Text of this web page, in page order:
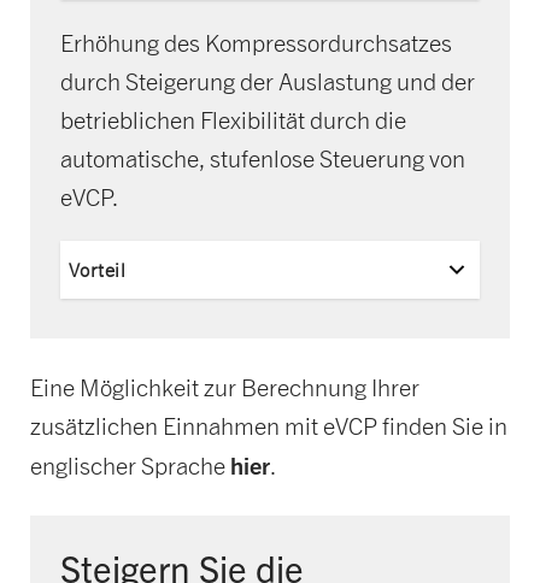
Erhöhung des Kompressordurchsatzes
durch Steigerung der Auslastung und der
betrieblichen Flexibilität durch die
automatische, stufenlose Steuerung von
eVCP.
Vorteil
Eine Möglichkeit zur Berechnung Ihrer
zusätzlichen Einnahmen mit eVCP finden Sie in
englischer Sprache hier.
Steigern Sie die